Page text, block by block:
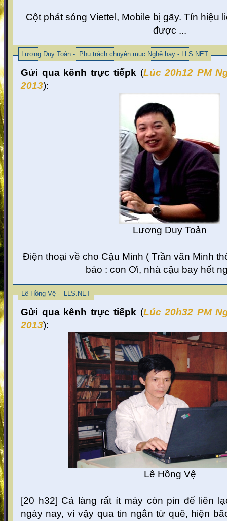
Cột phát sóng Viettel, Mobile bị gãy. Tín hiệu
được ...
Lương Duy Toản - Phụ trách chuyên mục Nghề hay - LLS.NET
Gửi qua kênh trực tiếpk (Lúc 20h12 PM
2013):
Lương Duy Toản
Điện thoại về cho Cậu Minh ( Trần văn Minh
báo : con Ơi, nhà cậu bay hết
Lê Hồng Vệ - LLS.NET
Gửi qua kênh trực tiếpk (Lúc 20h32 PM
2013):
Lê Hồng Vệ
[20 h32] Cả làng rất ít máy còn pin để liên
ngày nay, vì vậy qua tin ngắn từ quê, hiện